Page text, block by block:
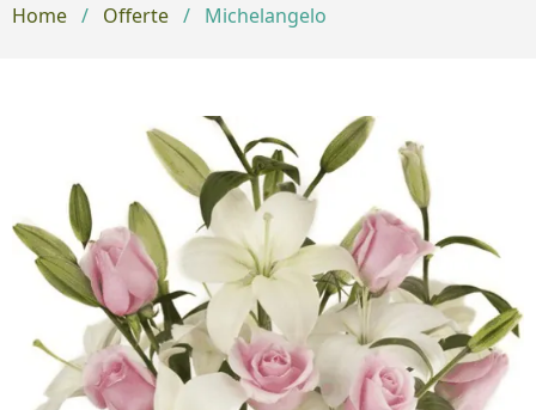
Home / Offerte / Michelangelo